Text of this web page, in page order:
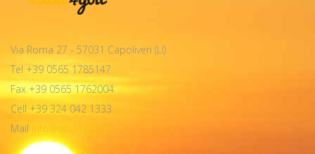
Via Roma 27 - 57031 Capoliveri (LI)
Tel +39 0565 1785147
Fax +39 0565 1762004
Cell +39 324 042 1333
Mail
info@elba4you.it